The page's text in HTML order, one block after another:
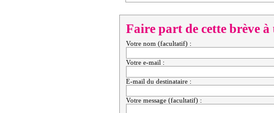
Faire part de cette brève
Votre nom (facultatif) :
Votre e-mail :
E-mail du destinataire :
Votre message (facultatif) :